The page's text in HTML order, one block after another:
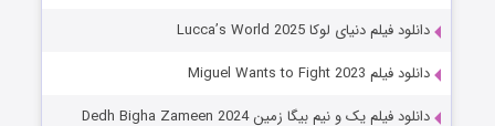
دانلود فیلم دنیای لوکا Lucca’s World 2025
دانلود فیلم Miguel Wants to Fight 2023
دانلود فیلم یک و نیم بیگا زمین Dedh Bigha Zameen 2024